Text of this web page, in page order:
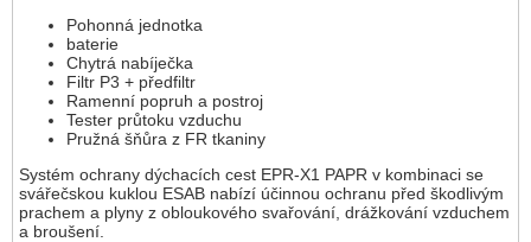
Pohonná jednotka
baterie
Chytrá nabíječka
Filtr P3 + předfiltr
Ramenní popruh a postroj
Tester průtoku vzduchu
Pružná šňůra z FR tkaniny
Systém ochrany dýchacích cest EPR-X1 PAPR v kombinaci se
svářečskou kuklou ESAB nabízí účinnou ochranu před škodlivým
prachem a plyny z obloukového svařování, drážkování vzduchem
a broušení.